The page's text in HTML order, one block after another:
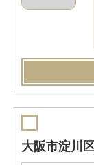
大阪市淀川